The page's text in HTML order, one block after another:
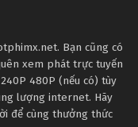
Bạn cũng có
xem phát trực tuyến
480P (nếu có) tùy
lượng internet. Hãy
để cùng thưởng thức